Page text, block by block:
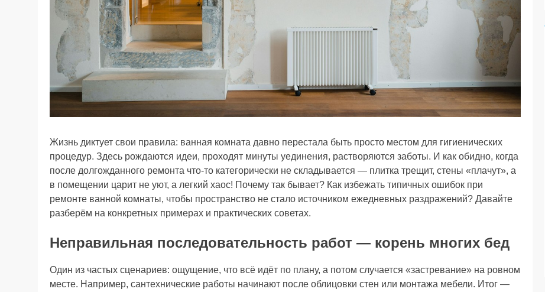
Жизнь диктует свои правила: ванная комната давно перестала быть просто местом для гигиенических
процедур. Здесь рождаются идеи, проходят минуты уединения, растворяются заботы. И как обидно, когда
после долгожданного ремонта что-то категорически не складывается — плитка трещит, стены «плачут», а
в помещении царит не уют, а легкий хаос! Почему так бывает? Как избежать типичных ошибок при
ремонте ванной комнаты, чтобы пространство не стало источником ежедневных раздражений? Давайте
разберём на конкретных примерах и практических советах.
Неправильная последовательность работ — корень многих бед
Один из частых сценариев: ощущение, что всё идёт по плану, а потом случается «застревание» на ровном
месте. Например, сантехнические работы начинают после облицовки стен или монтажа мебели. Итог —